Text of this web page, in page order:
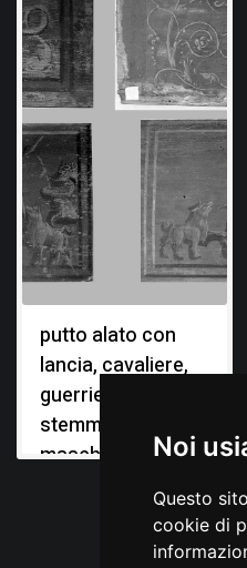
Noi
Questo
cookie di
putto alato con
lancia, cavaliere,
guerriero,
stemma, busto
maschile, motivi